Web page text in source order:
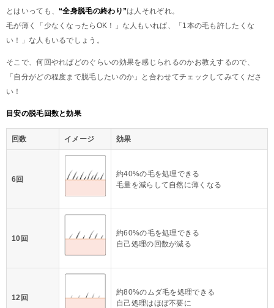
とはいっても、“全身脱毛の終わり”は人それぞれ。
毛が薄く「少なくなったらOK！」な人もいれば、「1本の毛も許したくな
い！」な人もいるでしょう。
そこで、何回やればどのぐらいの効果を感じられるのかお教えするので、
「自分がどの程度まで脱毛したいのか」と合わせてチェックしてみてくださ
い！
目安の脱毛回数と効果
回数 イメージ 効果
6回
約40%の毛を処理できる
毛量を減らして自然に薄くなる
10回
約60%の毛を処理できる
自己処理の回数が減る
12回
約80%のムダ毛を処理できる
自己処理はほぼ不要に